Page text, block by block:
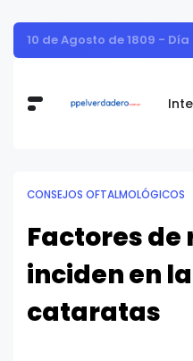
CONSEJOS OFTALMOLÓGICOS
Factores de
inciden en
cataratas